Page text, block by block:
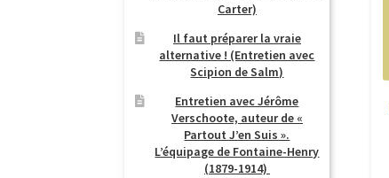
Carter)
Il faut préparer la vraie
alternative ! (Entretien avec
Scipion de Salm)
Entretien avec Jérôme
Verschoote, auteur de «
Partout J’en Suis ».
L’équipage de Fontaine-Henry
(1879-1914)